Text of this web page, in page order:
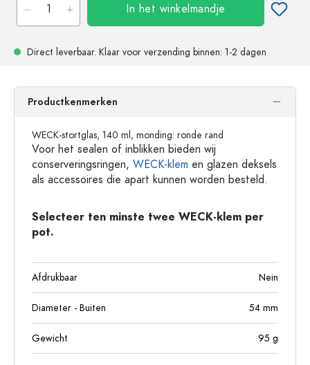
In het winkelmandje
Direct leverbaar. Klaar voor verzending binnen: 1-2 dagen
Productkenmerken
WECK-stortglas, 140 ml, monding: ronde rand
Voor het sealen of inblikken bieden wij
conserveringsringen, WECK-klem en glazen deksels
als accessoires die apart kunnen worden besteld.
Selecteer ten minste twee WECK-klem per
pot.
Afdrukbaar Nein
Diameter - Buiten 54 mm
Gewicht 95 g